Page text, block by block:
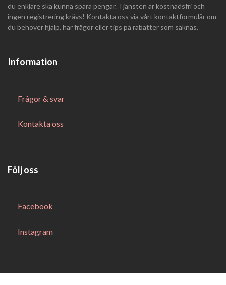
du enklare ska kunna spara pengar. Tjänsten är kostnadsfri och
ingen registrering krävs! Kontakta oss via vårt kontaktformulär om
du behöver hjälp, har frågor eller tips på rabatter som saknas.
Information
Frågor & svar
Kontakta oss
Följ oss
Facebook
Instagram